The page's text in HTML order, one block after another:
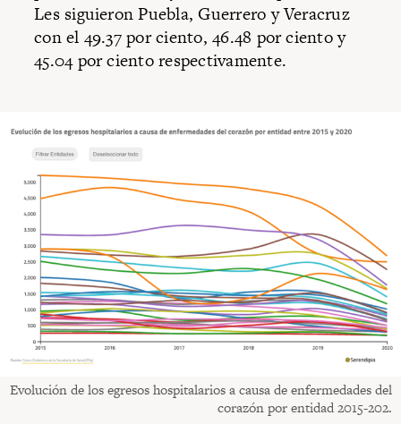
Les siguieron Puebla, Guerrero y Veracruz
con el 49.37 por ciento, 46.48 por ciento y
45.04 por ciento respectivamente.
Evolución de los egresos hospitalarios a causa de enfermedades del
corazón por entidad 2015-202.